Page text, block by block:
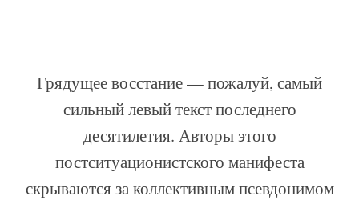
Грядущее восстание — пожалуй, самый
сильный левый текст последнего
десятилетия. Авторы этого
постситуационистского манифеста
скрываются за коллективным псевдонимом